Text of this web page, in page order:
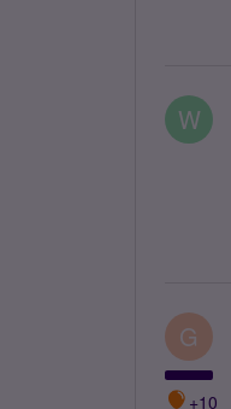
W
G
+10